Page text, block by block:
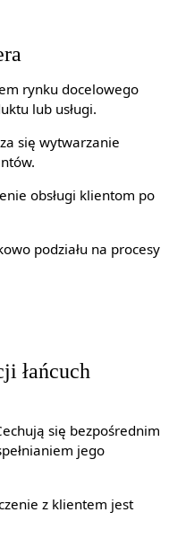
rynku docelowego
lub usługi.
się wytwarzanie
obsługi klientom po
podziału na procesy
łańcuch
się bezpośrednim
jego
z klientem jest